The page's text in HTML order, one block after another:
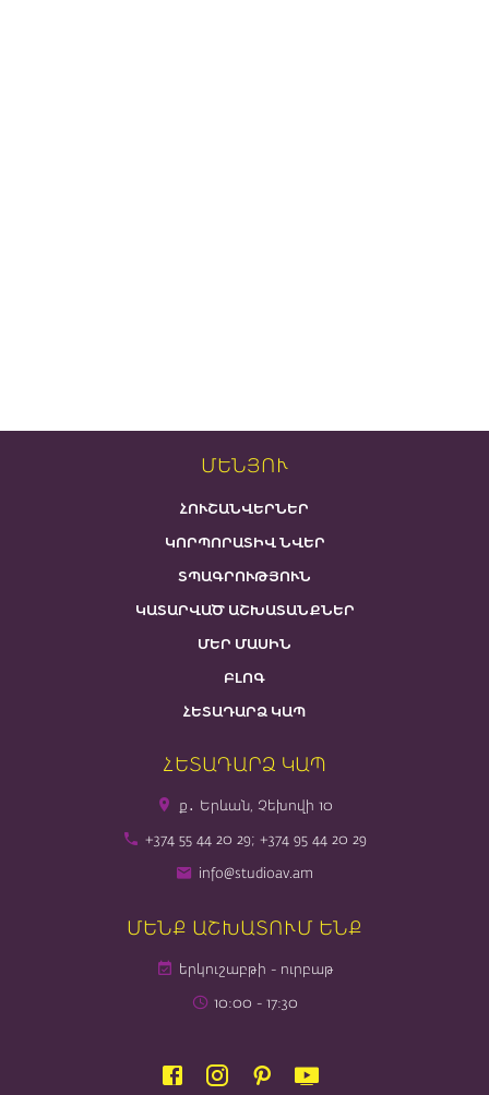
ՄԵՆՅՈՒ
ՀՈՒՇԱՆՎԵՐՆԵՐ
ԿՈՐՊՈՐԱՏԻՎ ՆՎԵՐ
ՏՊԱԳՐՈՒԹՅՈՒՆ
ԿԱՏԱՐՎԱԾ ԱՇԽԱՏԱՆՔՆԵՐ
ՄԵՐ ՄԱՍԻՆ
ԲԼՈԳ
ՀԵՏԱԴԱՐՁ ԿԱՊ
ՀԵՏԱԴԱՐՁ ԿԱՊ
ք․ Երևան, Չեխովի 10
+374 55 44 20 29; +374 95 44 20 29
info@studioav.am
ՄԵՆՔ ԱՇԽԱՏՈՒՄ ԵՆՔ
երկուշաբթի - ուրբաթ
10։00 - 17։30